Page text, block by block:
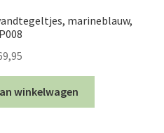
marineblauw,
winkelwagen